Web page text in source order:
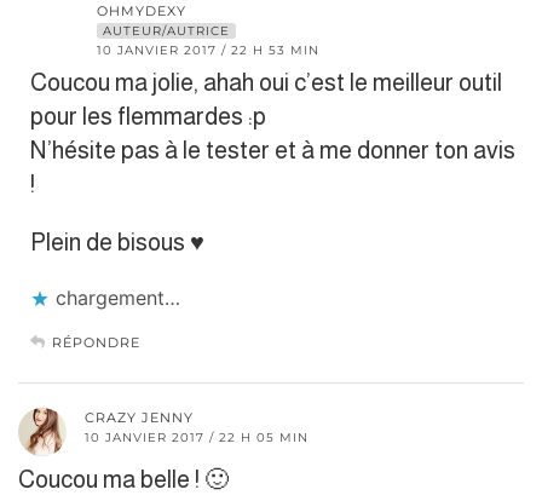
OHMYDEXY
AUTEUR/AUTRICE
10 JANVIER 2017 / 22 H 53 MIN
Coucou ma jolie, ahah oui c’est le meilleur outil
pour les flemmardes :p
N’hésite pas à le tester et à me donner ton avis
!
Plein de bisous ♥︎
chargement…
RÉPONDRE
CRAZY JENNY
10 JANVIER 2017 / 22 H 05 MIN
Coucou ma belle ! 🙂